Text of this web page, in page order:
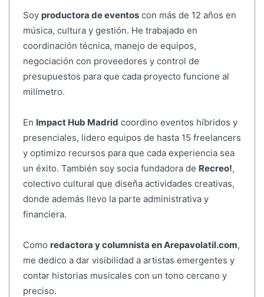
Soy productora de eventoscon más de 12 años en
música, cultura y gestión. He trabajado en
coordinación técnica, manejo de equipos,
negociación con proveedores y control de
presupuestos para que cada proyecto funcione al
milímetro.
En Impact Hub Madrid coordino eventos híbridos y
presenciales, lidero equipos de hasta 15 freelancers
y optimizo recursos para que cada experiencia sea
un éxito. También soy socia fundadora de Recreo!,
colectivo cultural que diseña actividades creativas,
donde además llevo la parte administrativa y
financiera.
Como redactora y columnista en Arepavolatil.com,
me dedico a dar visibilidad a artistas emergentes y
contar historias musicales con un tono cercano y
preciso.